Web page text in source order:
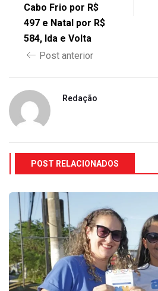
Cabo Frio por R$
497 e Natal por R$
584, Ida e Volta
Post anterior
Redação
POST RELACIONADOS